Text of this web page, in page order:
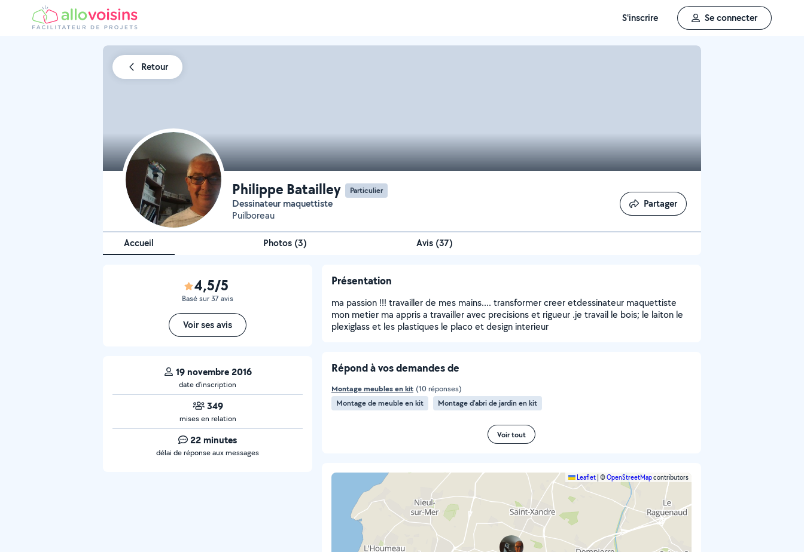
S'inscrire Se connecter
Retour
Philippe Batailley Particulier
Dessinateur maquettiste
Puilboreau
Partager
Partager
Accueil Photos (3) Avis (37)
4,5/5
Basé sur 37 avis
Voir ses avis
19 novembre 2016
date d’inscription
349
mises en relation
22 minutes
délai de réponse aux messages
Présentation
ma passion !!! travailler de mes mains.... transformer creer etdessinateur maquettiste
mon metier ma appris a travailler avec precisions et rigueur .je travail le bois; le laiton le
plexiglass et les plastiques le placo et design interieur
Répond à vos demandes de
Montage meubles en kit (10 réponses)
Montage de meuble en kit
Montage d'abri de jardin en kit
Voir tout
Leaflet ©OpenStreetMapcontributors